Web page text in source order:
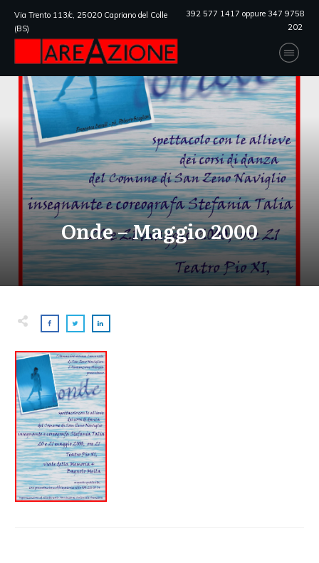
Via Trento 113/c, 25020 Capriano del Colle
(BS)
392 577 1417 oppure 347 9758
202
Onde – Maggio 2000